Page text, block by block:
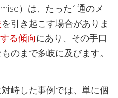
）は、たった1通のメ
を引き起こす場合がありま
る傾向にあり、その手口
のまで多岐に及びます。
峙した事例では、単に個